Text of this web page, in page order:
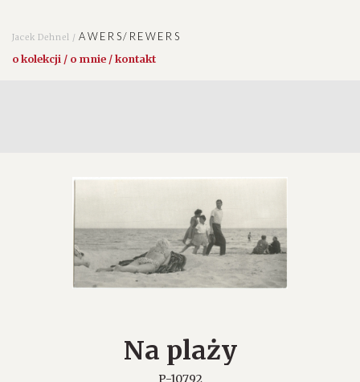
Jacek Dehnel /AWERS/REWERS
o kolekcji / o mnie / kontakt
Na plaży
P-10792